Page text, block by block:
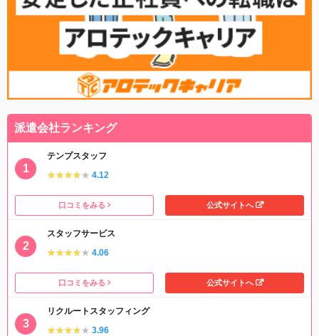
派遣会社ランキング
テンプスタッフ
★★★★★
★★★★★ 4.12
口コミをみる 公式サイトへ
スタッフサービス
★★★★★
★★★★★ 4.06
口コミをみる 公式サイトへ
リクルートスタッフィング
★★★★★
★★★★★ 3.96